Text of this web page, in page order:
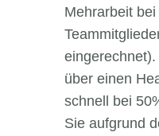
Mehrarbeit
über einen
schnell bei
Sie aufgrund